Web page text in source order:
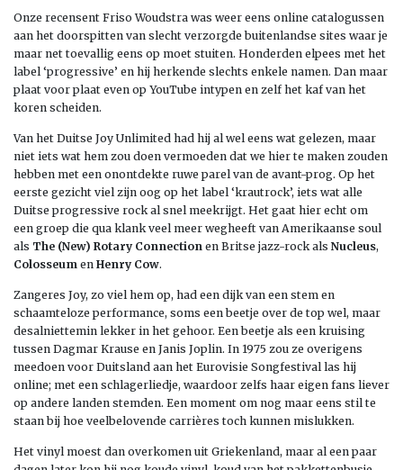
Onze recensent Friso Woudstra was weer eens online catalogussen
aan het doorspitten van slecht verzorgde buitenlandse sites waar je
maar net toevallig eens op moet stuiten. Honderden elpees met het
label ‘progressive’ en hij herkende slechts enkele namen. Dan maar
plaat voor plaat even op YouTube intypen en zelf het kaf van het
koren scheiden.
Van het Duitse Joy Unlimited had hij al wel eens wat gelezen, maar
niet iets wat hem zou doen vermoeden dat we hier te maken zouden
hebben met een onontdekte ruwe parel van de avant-prog. Op het
eerste gezicht viel zijn oog op het label ‘krautrock’, iets wat alle
Duitse progressive rock al snel meekrijgt. Het gaat hier echt om
een groep die qua klank veel meer wegheeft van Amerikaanse soul
als The (New) Rotary Connection en Britse jazz-rock als Nucleus,
Colosseum en Henry Cow.
Zangeres Joy, zo viel hem op, had een dijk van een stem en
schaamteloze performance, soms een beetje over de top wel, maar
desalniettemin lekker in het gehoor. Een beetje als een kruising
tussen Dagmar Krause en Janis Joplin. In 1975 zou ze overigens
meedoen voor Duitsland aan het Eurovisie Songfestival las hij
online; met een schlagerliedje, waardoor zelfs haar eigen fans liever
op andere landen stemden. Een moment om nog maar eens stil te
staan bij hoe veelbelovende carrières toch kunnen mislukken.
Het vinyl moest dan overkomen uit Griekenland, maar al een paar